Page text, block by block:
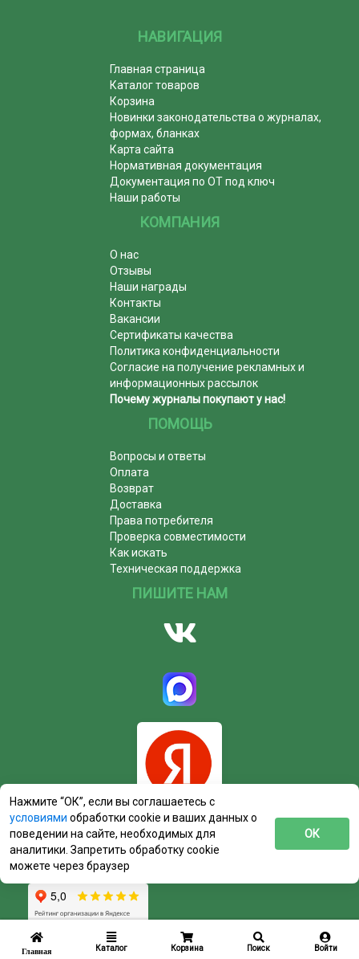
Главная Каталог Корзина Поиск Войти
НАВИГАЦИЯ
Главная страница
Каталог товаров
Корзина
Новинки законодательства о журналах,
формах, бланках
Карта сайта
Нормативная документация
Документация по ОТ под ключ
Наши работы
КОМПАНИЯ
О нас
Отзывы
Наши награды
Контакты
Вакансии
Сертификаты качества
Политика конфиденциальности
Согласие на получение рекламных и
информационных рассылок
Почему журналы покупают у нас!
ПОМОЩЬ
Вопросы и ответы
Оплата
Возврат
Доставка
Права потребителя
Проверка совместимости
Как искать
Техническая поддержка
ПИШИТЕ НАМ
Нажмите “ОК”, если вы соглашаетесь с
условиями обработки cookie и ваших данных о
поведении на сайте, необходимых для
аналитики. Запретить обработку cookie
можете через браузер
ОК